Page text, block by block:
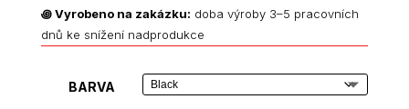
꩜Vyrobeno na zakázku: doba výroby 3–5 pracovních
dnů ke snížení nadprodukce
BARVA